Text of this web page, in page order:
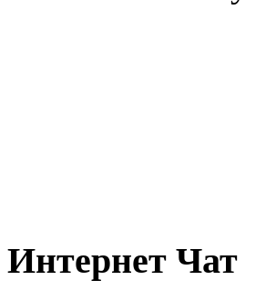
Интернет Чат